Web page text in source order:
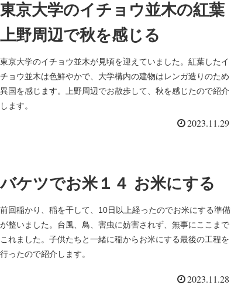
東京大学のイチョウ並木の紅葉
上野周辺で秋を感じる
東京大学のイチョウ並木が見頃を迎えていました。紅葉したイ
チョウ並木は色鮮やかで、大学構内の建物はレンガ造りのため
異国を感じます。上野周辺でお散歩して、秋を感じたので紹介
します。
2023.11.29
バケツでお米１４ お米にする
前回稲かり、稲を干して、10日以上経ったのでお米にする準備
が整いました。台風、鳥、害虫に妨害されず、無事にここまで
これました。子供たちと一緒に稲からお米にする最後の工程を
行ったので紹介します。
2023.11.28